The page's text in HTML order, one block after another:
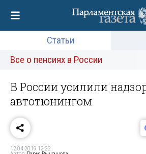
Статьи
Все о пенсиях в России
В России усилили
автотюнингом
12.04.2019 13:22